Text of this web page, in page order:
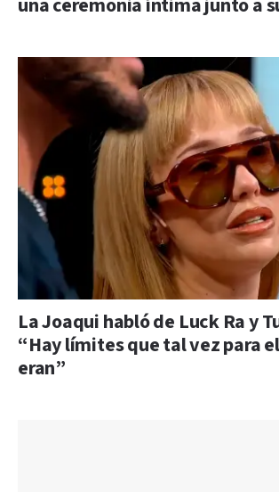
una ceremonia íntima junto a
La Joaqui habló de Luck Ra y
“Hay límites que tal vez para
eran”